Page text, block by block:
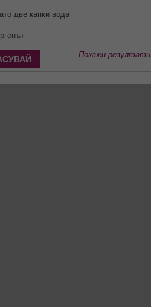
две капки вода
Покажи резултати